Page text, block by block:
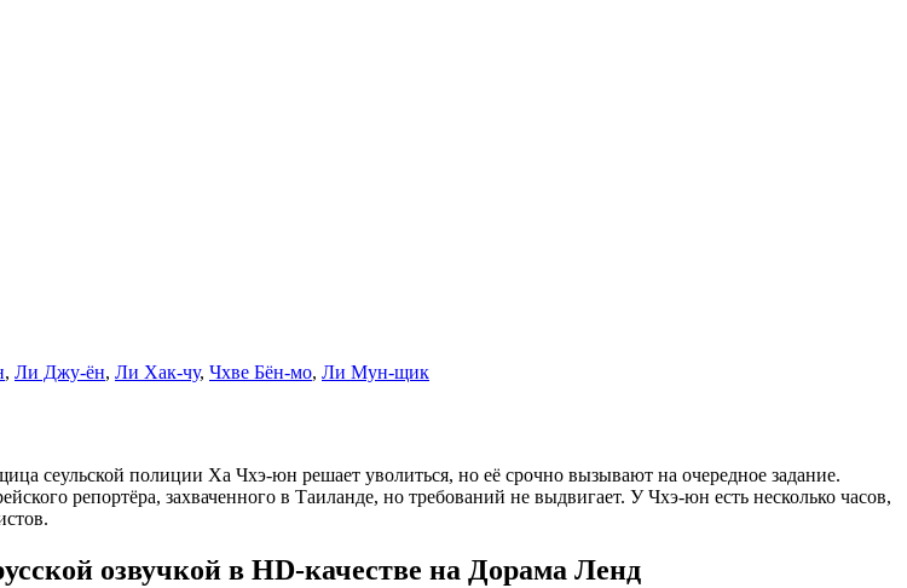
, Ли Джу-ён, Ли Хак-чу, Чхве Бён-мо, Ли Мун-щик
сеульской полиции Ха Чхэ-юн решает уволиться, но её срочно вызывают на очередное задание.
репортёра, захваченного в Таиланде, но требований не выдвигает. У Чхэ-юн есть несколько часов,
озвучкой в HD-качестве на Дорама Ленд